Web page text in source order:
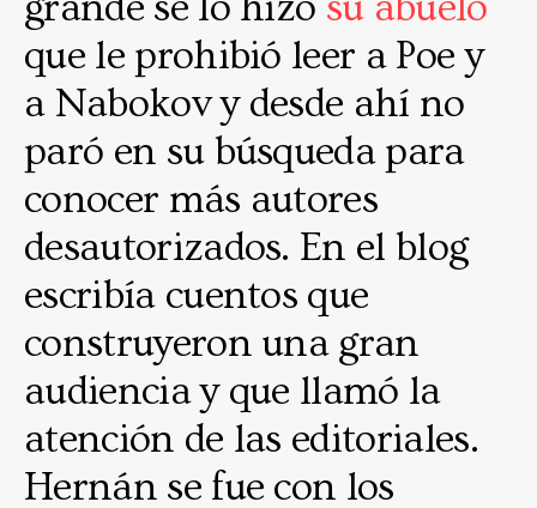
que le prohibió leer a Poe y
a Nabokov y desde ahí no
paró en su búsqueda para
conocer más autores
desautorizados. En el blog
escribía cuentos que
construyeron una gran
audiencia y que llamó la
atención de las editoriales.
Hernán se fue con los